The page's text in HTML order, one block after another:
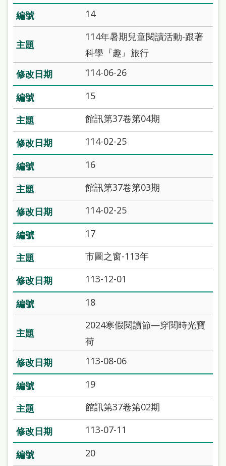
處
理
聯
我
們
14
114年暑期兒童閱讀活動-跟著
科學『趣』旅行
114-06-26
15
館訊第37卷第04期
114-02-25
16
館訊第37卷第03期
114-02-25
17
市圖之窗-113年
113-12-01
18
2024寒假閱讀節—穿閱時光寶
荷
113-08-06
19
館訊第37卷第02期
113-07-11
20